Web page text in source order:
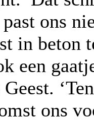
ons
in beton
een
ons